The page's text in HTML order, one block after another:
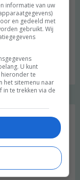
informatie van uw
en gedeeld met
gebruikt. Wij
U kunt
te
het sitemenu naar
in te trekken via de